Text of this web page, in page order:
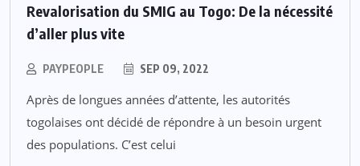
Revalorisation du SMIG au Togo: De la nécessité
d’aller plus vite
PAYPEOPLE SEP 09, 2022
Après de longues années d’attente, les autorités
togolaises ont décidé de répondre à un besoin urgent
des populations. C’est celui